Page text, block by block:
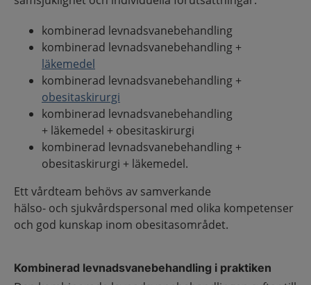
kombinerad levnadsvanebehandling
kombinerad levnadsvanebehandling +
läkemedel
kombinerad levnadsvanebehandling +
obesitaskirurgi
kombinerad levnadsvanebehandling
+ läkemedel + obesitaskirurgi
kombinerad levnadsvanebehandling +
obesitaskirurgi + läkemedel.
Ett vårdteam behövs av samverkande
hälso- och sjukvårdspersonal med olika kompetenser
och god kunskap inom obesitasområdet.
Kombinerad levnadsvanebehandling i praktiken